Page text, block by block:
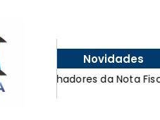
Novidades
Ganhadores da Nota Fiscal